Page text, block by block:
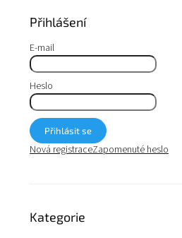
n
l
Přihlášení
E-mail
Heslo
Přihlásit se
Nová registraceZapomenuté heslo
kategorie
Kategorie